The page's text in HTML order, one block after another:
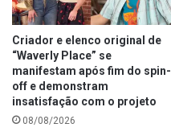
Criador e elenco original de
“Waverly Place” se
manifestam após fim do spin-
off e demonstram
insatisfação com o projeto
08/08/2026